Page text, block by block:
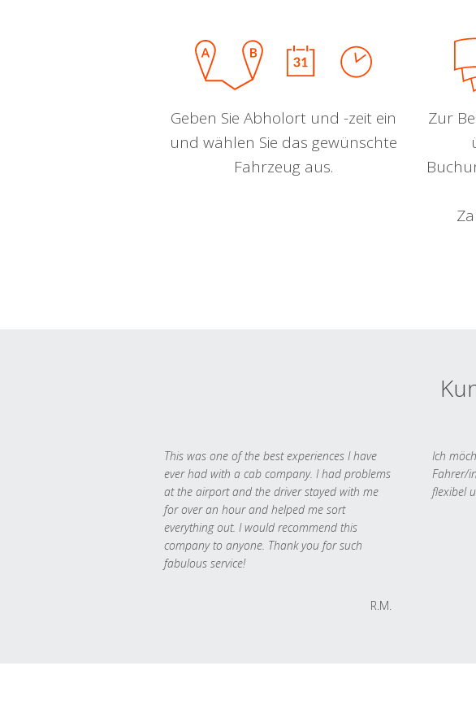
Geben Sie Abholort und -zeit ein
und wählen Sie das gewünschte
Fahrzeug aus.
Zur
This was one of the best experiences I have
ever had with a cab company. I had problems
at the airport and the driver stayed with me
for over an hour and helped me sort
everything out. I would recommend this
company to anyone. Thank you for such
fabulous service!
R.M.
Ich
Fahrer/
flexibel